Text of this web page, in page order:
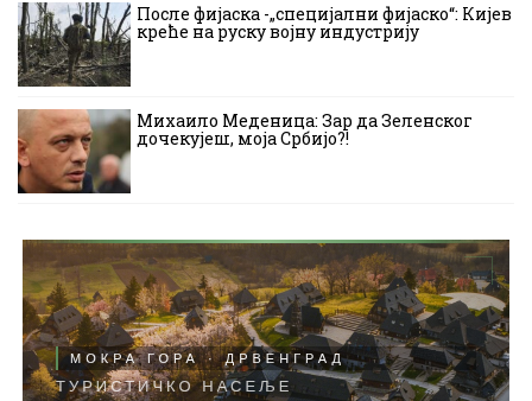
После фијаска -„специјални фијаско“: Кијев
креће на руску војну индустрију
Михаило Меденица: Зар да Зеленског
дочекујеш, моја Србијо?!